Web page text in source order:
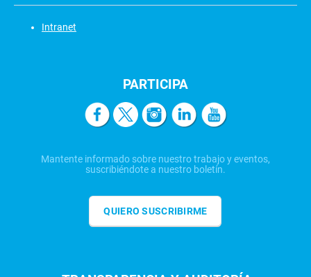
Intranet
PARTICIPA
Mantente informado sobre nuestro trabajo y eventos,
suscribiéndote a nuestro boletín.
QUIERO SUSCRIBIRME